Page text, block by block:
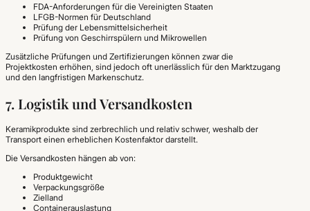
FDA-Anforderungen für die Vereinigten Staaten
LFGB-Normen für Deutschland
Prüfung der Lebensmittelsicherheit
Prüfung von Geschirrspülern und Mikrowellen
Zusätzliche Prüfungen und Zertifizierungen können zwar die
Projektkosten erhöhen, sind jedoch oft unerlässlich für den Marktzugang
und den langfristigen Markenschutz.
7. Logistik und Versandkosten
Keramikprodukte sind zerbrechlich und relativ schwer, weshalb der
Transport einen erheblichen Kostenfaktor darstellt.
Die Versandkosten hängen ab von:
Produktgewicht
Verpackungsgröße
Zielland
Containerauslastung